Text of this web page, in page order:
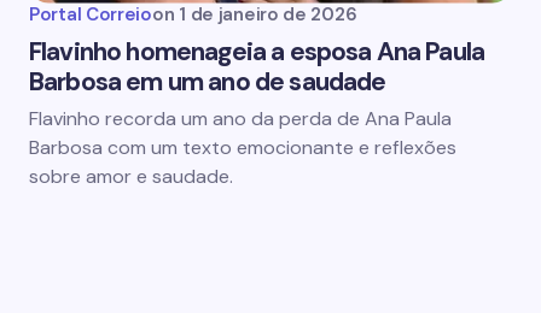
Portal Correioon 1 de janeiro de 2026
Flavinho homenageia a esposa Ana Paula
Barbosa em um ano de saudade
Flavinho recorda um ano da perda de Ana Paula
Barbosa com um texto emocionante e reflexões
sobre amor e saudade.